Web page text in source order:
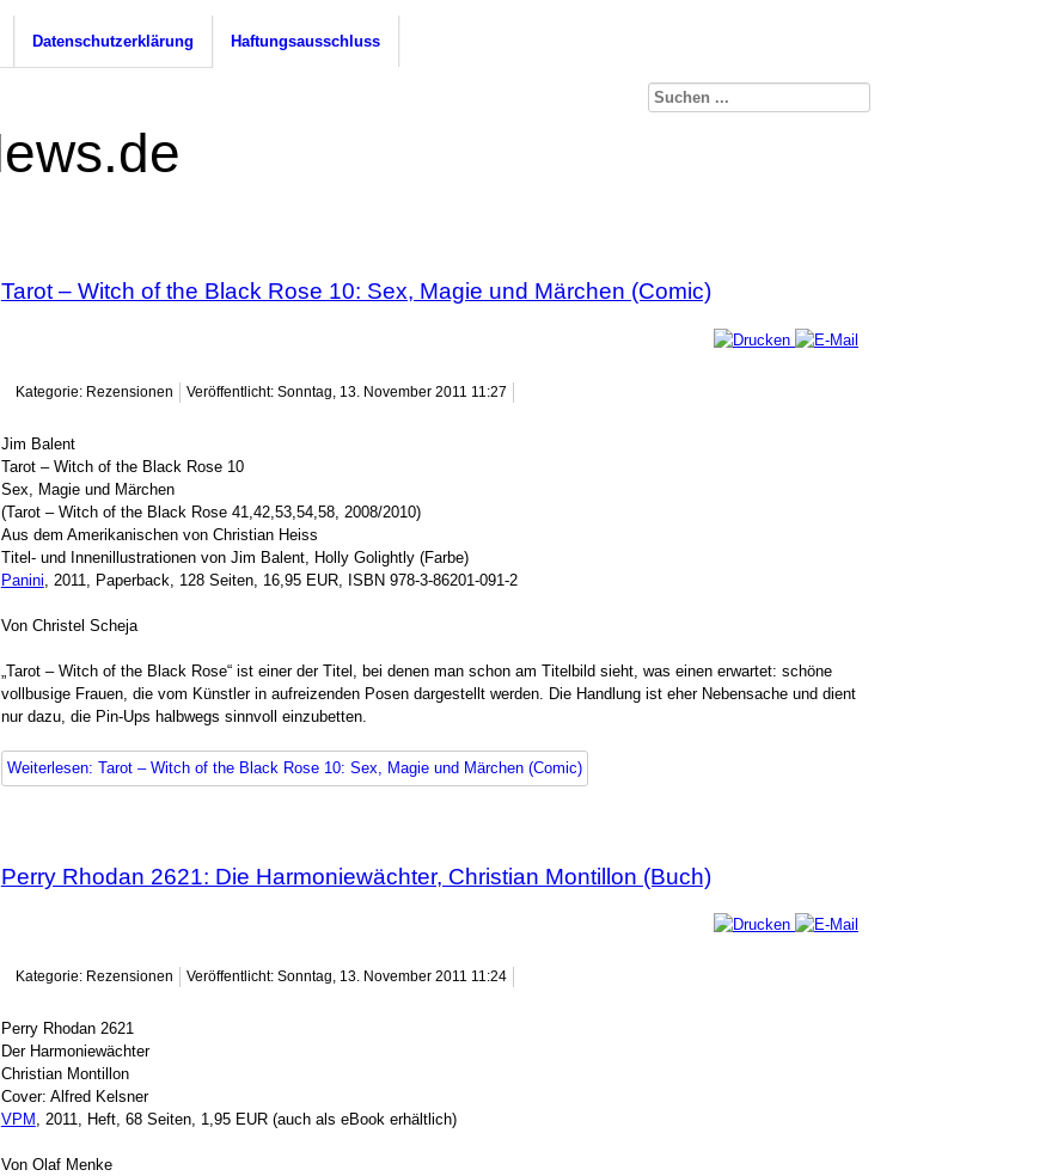
Datenschutzerklärung Haftungsausschluss
Tarot – Witch of the Black Rose 10: Sex, Magie und Märchen (Comic)
Kategorie: Rezensionen Veröffentlicht: Sonntag, 13. November 2011 11:27
Jim Balent
Tarot – Witch of the Black Rose 10
Sex, Magie und Märchen
(Tarot – Witch of the Black Rose 41,42,53,54,58, 2008/2010)
Aus dem Amerikanischen von Christian Heiss
Titel- und Innenillustrationen von Jim Balent, Holly Golightly (Farbe)
Panini , 2011, Paperback, 128 Seiten, 16,95 EUR, ISBN 978-3-86201-091-2
Von Christel Scheja
„Tarot – Witch of the Black Rose“ ist einer der Titel, bei denen man schon am Titelbild sieht, was einen erwartet: schöne
vollbusige Frauen, die vom Künstler in aufreizenden Posen dargestellt werden. Die Handlung ist eher Nebensache und dient
nur dazu, die Pin-Ups halbwegs sinnvoll einzubetten.
Weiterlesen: Tarot – Witch of the Black Rose 10: Sex, Magie und Märchen (Comic)
Perry Rhodan 2621: Die Harmoniewächter, Christian Montillon (Buch)
Kategorie: Rezensionen Veröffentlicht: Sonntag, 13. November 2011 11:24
Perry Rhodan 2621
Der Harmoniewächter
Christian Montillon
Cover: Alfred Kelsner
VPM , 2011, Heft, 68 Seiten, 1,95 EUR (auch als eBook erhältlich)
Von Olaf Menke